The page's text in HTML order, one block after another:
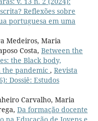
Reflexões sobre
portuguesa em uma
Medeiros, Maria
Costa, Between the
the Black body,
the pandemic , Revista
Dossiê: Estudos
Carvalho, Maria
Da formação docente